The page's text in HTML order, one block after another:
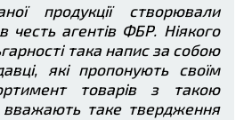
продукції створювали
честь агентів ФБР. Ніякого
така напис за собою
які пропонують своїм
товарів з такою
вважають таке твердження